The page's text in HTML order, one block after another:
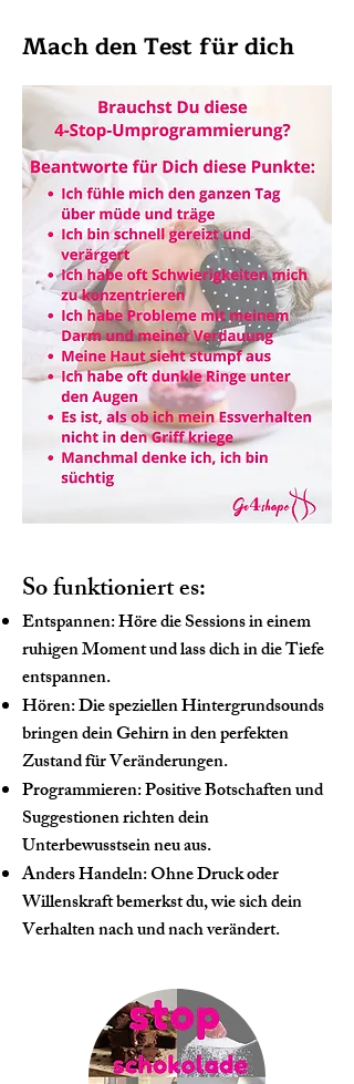
Mach den Test für dich
So funktioniert es:
Entspannen: Höre die Sessions in einem
ruhigen Moment und lass dich in die Tiefe
entspannen.
Hören: Die speziellen Hintergrundsounds
bringen dein Gehirn in den perfekten
Zustand für Veränderungen.
Programmieren: Positive Botschaften und
Suggestionen richten dein
Unterbewusstsein neu aus.
Anders Handeln: Ohne Druck oder
Willenskraft bemerkst du, wie sich dein
Verhalten nach und nach verändert.